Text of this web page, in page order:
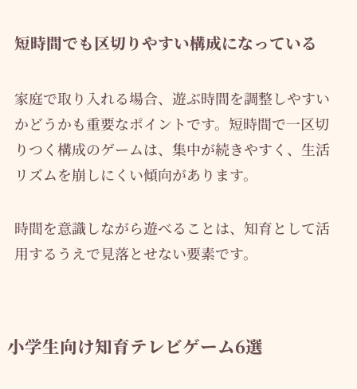
短時間でも区切りやすい構成になっている
家庭で取り入れる場合、遊ぶ時間を調整しやすい
かどうかも重要なポイントです。短時間で一区切
りつく構成のゲームは、集中が続きやすく、生活
リズムを崩しにくい傾向があります。
時間を意識しながら遊べることは、知育として活
用するうえで見落とせない要素です。
小学生向け知育テレビゲーム6選